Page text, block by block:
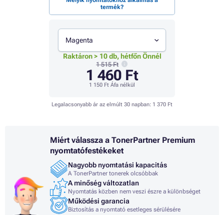
termék?
Magenta
Raktáron > 10 db, hétfőn Önnél
1 515 Ft
1 460 Ft
1 150 Ft Áfa nélkül
Legalacsonyabb ár az elmúlt 30 napban: 1 370 Ft
Miért válassza a TonerPartner Premium
nyomtatófestékeket
Nagyobb nyomtatási kapacitás
A TonerPartner tonerek olcsóbbak
A minőség változatlan
Nyomtatás közben nem veszi észre a különbséget
Működési garancia
Biztosítás a nyomtató esetleges sérülésére